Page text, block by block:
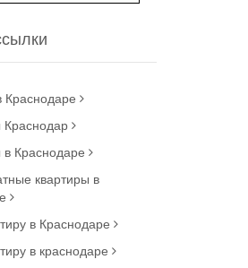
Краснодаре
Краснодар
в Краснодаре
квартиры в
в Краснодаре
в краснодаре